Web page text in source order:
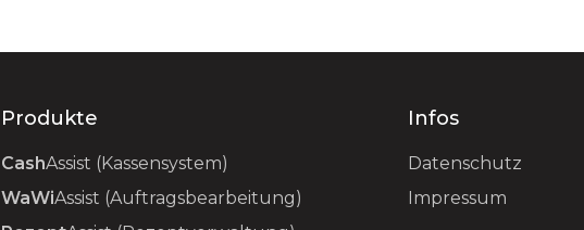
Produkte
CashAssist (Kassensystem)
WaWiAssist (Auftragsbearbeitung)
Infos
Datenschutz
Impressum